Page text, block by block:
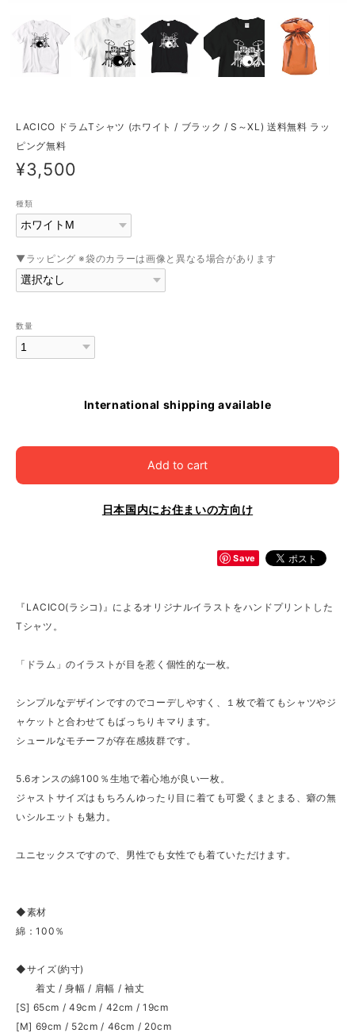
LACICO ドラムTシャツ (ホワイト / ブラック / S～XL) 送料無料 ラッ
ピング無料
¥3,500
種類
▼ラッピング ※袋のカラーは画像と異なる場合があります
数量
International shipping available
Add to cart
日本国内にお住まいの方向け
Save
『LACICO(ラシコ)』によるオリジナルイラストをハンドプリントした
Tシャツ。
「ドラム」のイラストが目を惹く個性的な一枚。
シンプルなデザインですのでコーデしやすく、１枚で着てもシャツやジ
ャケットと合わせてもばっちりキマります。
シュールなモチーフが存在感抜群です。
5.6オンスの綿100％生地で着心地が良い一枚。
ジャストサイズはもちろんゆったり目に着ても可愛くまとまる、癖の無
いシルエットも魅力。
ユニセックスですので、男性でも女性でも着ていただけます。
◆素材
綿：100％
◆サイズ(約寸)
着丈 / 身幅 / 肩幅 / 袖丈
[S] 65cm / 49cm / 42cm / 19cm
[M] 69cm / 52cm / 46cm / 20cm